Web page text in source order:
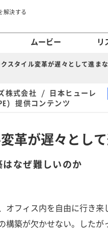
解決する
ムービー リ
スタイル変革が遅々として進ま
株式会社 / 日本ヒューレ
提供コンテンツ
革が遅々とし
はなぜ難しいのか
オフィス内を自由に行き
構築が欠かせない。した